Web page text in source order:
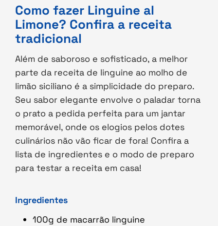
Como fazer Linguine al
Limone? Confira a receita
tradicional
Além de saboroso e sofisticado, a melhor
parte da receita de linguine ao molho de
limão siciliano é a simplicidade do preparo.
Seu sabor elegante envolve o paladar torna
o prato a pedida perfeita para um jantar
memorável, onde os elogios pelos dotes
culinários não vão ficar de fora! Confira a
lista de ingredientes e o modo de preparo
para testar a receita em casa!
Ingredientes
100g de macarrão linguine